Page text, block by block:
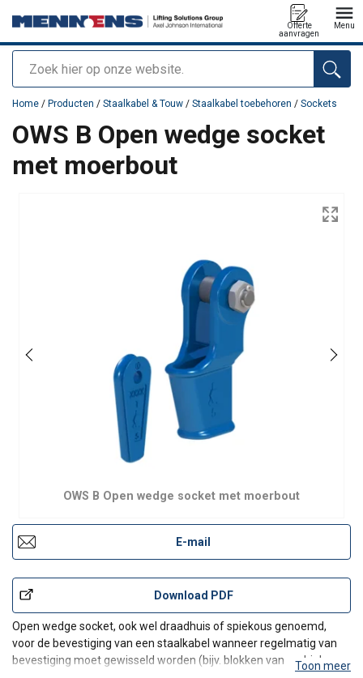
Zoeken
Offerte
aanvragen
Menu
toegevoegd aan uw offerte
Home / Producten / Staalkabel & Touw / Staalkabel toebehoren / Sockets
OWS B Open wedge socket
met moerbout
OWS B Open wedge socket met moerbout
E-mail
Download PDF
Open wedge socket, ook wel draadhuis of spiekous genoemd,
voor de bevestiging van een staalkabel wanneer regelmatig van
bevestiging moet gewisseld worden (bijv. blokken van mobieleToon meer